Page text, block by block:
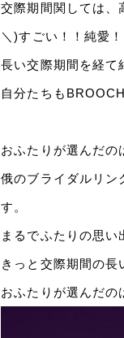
交際期間関しては、
＼)すごい！！純愛！
長い交際期間を経て
自分たちも
おふたりが選んだの
俄のブライダルリン
す。
まるでふたりの思い
きっと交際期間の
おふたりが選んだの